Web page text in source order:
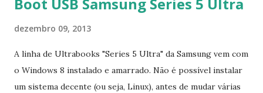
dezembro 09, 2013
A linha de Ultrabooks "Series 5 Ultra" da Samsung vem com
o Windows 8 instalado e amarrado. Não é possível instalar
um sistema decente (ou seja, Linux), antes de mudar várias